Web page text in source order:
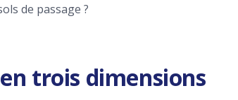
de passage ?
trois dimensions